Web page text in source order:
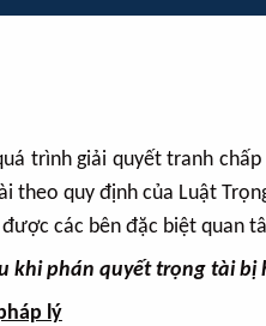
trình giải quyết tranh
theo quy định của Luật
các bên đặc biệt quan
khi phán quyết trọng tài bị
lý